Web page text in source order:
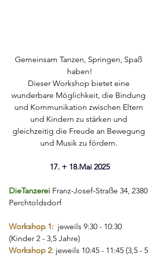
Gemeinsam Tanzen, Springen, Spaß
haben!
Dieser Workshop bietet eine
wunderbare Möglichkeit, die Bindung
und Kommunikation zwischen Eltern
und Kindern zu stärken und
gleichzeitig die Freude an Bewegung
und Musik zu fördern.
17. + 18.Mai 2025
DieTanzerei Franz-Josef-Straße 34, 2380
Perchtoldsdorf
Workshop 1: jeweils 9:30 - 10:30
(Kinder 2 - 3,5 Jahre)
Workshop 2: jeweils 10:45 - 11:45 (3,5 - 5